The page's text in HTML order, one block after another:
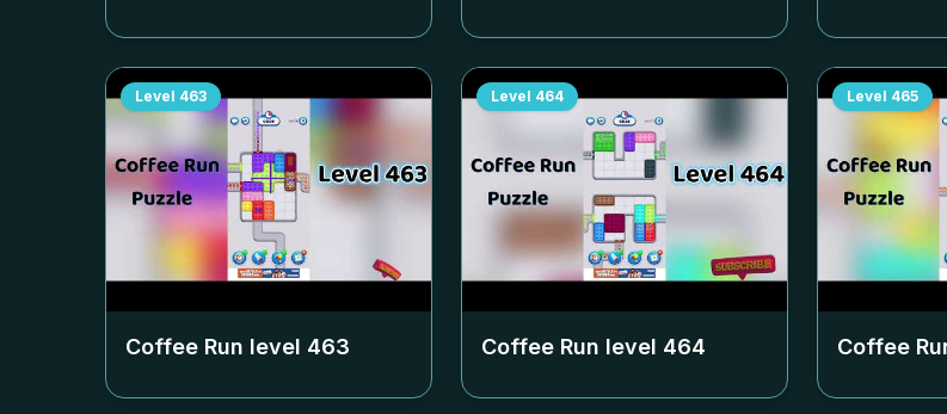
Level 463
Coffee Run level 463
Level 464
Coffee Run level 464
Level 465
Coffee